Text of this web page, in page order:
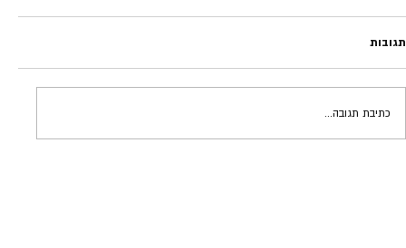
תם הטקס | יוסי חזן
תגובות
כתיבת תגובה...